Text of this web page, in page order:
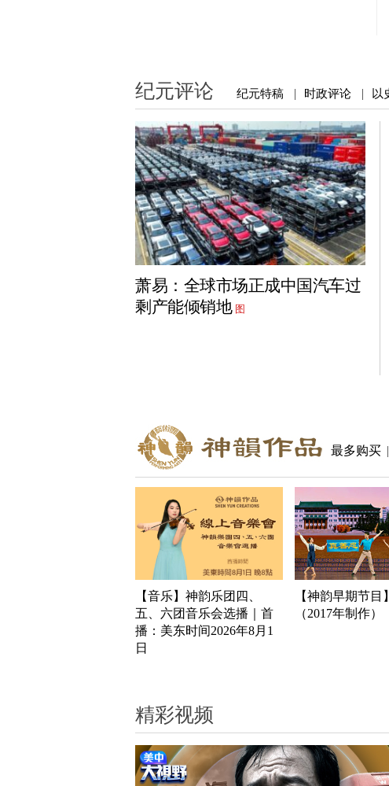
纪元评论 纪元特稿 | 时政评论 | 以
萧易：全球市场正成中国汽车过
剩产能倾销地 图
最多购买 |
【音乐】神韵乐团四、
五、六团音乐会选播｜首
播：美东时间2026年8月1
日
【神韵早期节目
（2017年制作）
精彩视频